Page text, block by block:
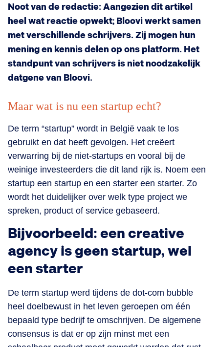
Noot van de redactie: Aangezien dit artikel
heel wat reactie opwekt; Bloovi werkt samen
met verschillende schrijvers. Zij mogen hun
mening en kennis delen op ons platform. Het
standpunt van schrijvers is niet noodzakelijk
datgene van Bloovi.
Maar wat is nu een startup echt?
De term “startup” wordt in België vaak te los
gebruikt en dat heeft gevolgen. Het creëert
verwarring bij de niet-startups en vooral bij de
weinige investeerders die dit land rijk is. Noem een
startup een startup en een starter een starter. Zo
wordt het duidelijker over welk type project we
spreken, product of service gebaseerd.
Bijvoorbeeld: een creative
agency is geen startup, wel
een starter
De term startup werd tijdens de dot-com bubble
heel doelbewust in het leven geroepen om één
bepaald type bedrijf te omschrijven. De algemene
consensus is dat er op zijn minst met een